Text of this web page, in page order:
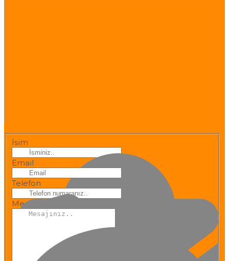
İsim
Email
Telefon
Mesaj